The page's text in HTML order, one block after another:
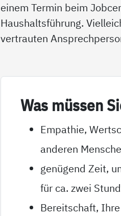
einem Termin beim
Haushaltsführung.
vertrauten
Was müs­sen
Empathie,
anderen
genügend Zeit,
für ca. zwei
Bereitschaft,